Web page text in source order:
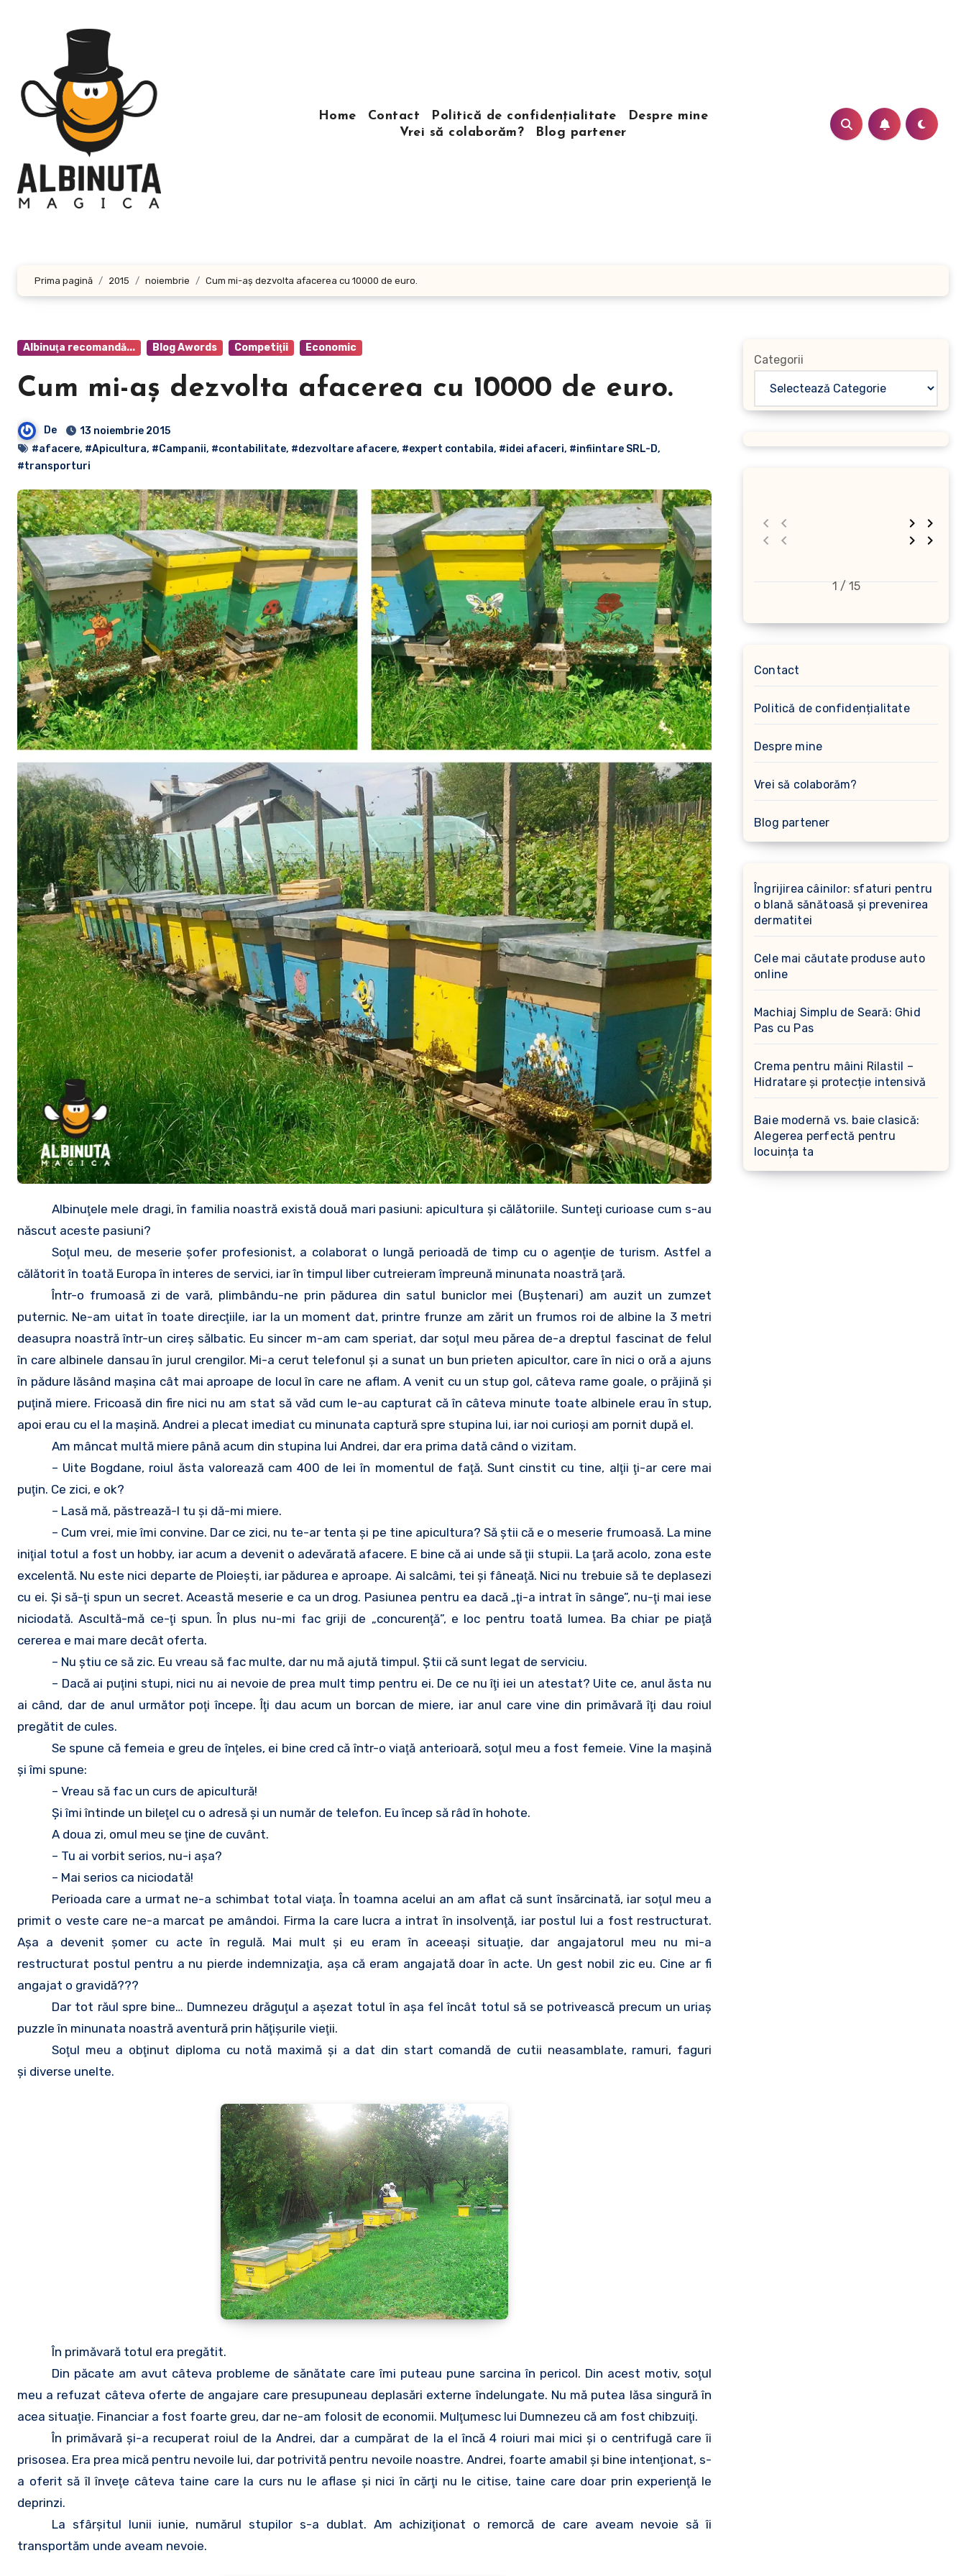
Home Contact Politică de confidențialitate
Despre mine
Vrei să colaborăm?
Blog partener
Prima pagină 2015 noiembrie Cum mi-aş dezvolta afacerea cu 10000 de euro.
Albinuţa recomandă... Blog Awords Competiţii Economic
Cum mi-aş dezvolta afacerea cu 10000 de euro.
De
13 noiembrie 2015
#afacere, #Apicultura, #Campanii, #contabilitate, #dezvoltare afacere, #expert contabila, #idei afaceri, #infiintare SRL-D,
#transporturi
Albinuţele mele dragi, în familia noastră există două mari pasiuni: apicultura şi călătoriile. Sunteţi curioase cum s-au
născut aceste pasiuni?
Soţul meu, de meserie şofer profesionist, a colaborat o lungă perioadă de timp cu o agenţie de turism. Astfel a
călătorit în toată Europa în interes de servici, iar în timpul liber cutreieram împreună minunata noastră ţară.
Într-o frumoasă zi de vară, plimbându-ne prin pădurea din satul buniclor mei (Buştenari) am auzit un zumzet
puternic. Ne-am uitat în toate direcţiile, iar la un moment dat, printre frunze am zărit un frumos roi de albine la 3 metri
deasupra noastră într-un cireş sălbatic. Eu sincer m-am cam speriat, dar soţul meu părea de-a dreptul fascinat de felul
în care albinele dansau în jurul crengilor. Mi-a cerut telefonul şi a sunat un bun prieten apicultor, care în nici o oră a ajuns
în pădure lăsând maşina cât mai aproape de locul în care ne aflam. A venit cu un stup gol, câteva rame goale, o prăjină şi
puţină miere. Fricoasă din fire nici nu am stat să văd cum le-au capturat că în câteva minute toate albinele erau în stup,
apoi erau cu el la maşină. Andrei a plecat imediat cu minunata captură spre stupina lui, iar noi curioşi am pornit după el.
Am mâncat multă miere până acum din stupina lui Andrei, dar era prima dată când o vizitam.
– Uite Bogdane, roiul ăsta valorează cam 400 de lei în momentul de faţă. Sunt cinstit cu tine, alţii ţi-ar cere mai
puţin. Ce zici, e ok?
– Lasă mă, păstrează-l tu şi dă-mi miere.
– Cum vrei, mie îmi convine. Dar ce zici, nu te-ar tenta şi pe tine apicultura? Să ştii că e o meserie frumoasă. La mine
iniţial totul a fost un hobby, iar acum a devenit o adevărată afacere. E bine că ai unde să ţii stupii. La ţară acolo, zona este
excelentă. Nu este nici departe de Ploieşti, iar pădurea e aproape. Ai salcâmi, tei şi fâneaţă. Nici nu trebuie să te deplasezi
cu ei. Şi să-ţi spun un secret. Această meserie e ca un drog. Pasiunea pentru ea dacă „ţi-a intrat în sânge”, nu-ţi mai iese
niciodată. Ascultă-mă ce-ţi spun. În plus nu-mi fac griji de „concurenţă”, e loc pentru toată lumea. Ba chiar pe piaţă
cererea e mai mare decât oferta.
– Nu ştiu ce să zic. Eu vreau să fac multe, dar nu mă ajută timpul. Ştii că sunt legat de serviciu.
– Dacă ai puţini stupi, nici nu ai nevoie de prea mult timp pentru ei. De ce nu îţi iei un atestat? Uite ce, anul ăsta nu
ai când, dar de anul următor poţi începe. Îţi dau acum un borcan de miere, iar anul care vine din primăvară îţi dau roiul
pregătit de cules.
Se spune că femeia e greu de înţeles, ei bine cred că într-o viaţă anterioară, soţul meu a fost femeie. Vine la maşină
şi îmi spune:
– Vreau să fac un curs de apicultură!
Şi îmi întinde un bileţel cu o adresă şi un număr de telefon. Eu încep să râd în hohote.
A doua zi, omul meu se ţine de cuvânt.
– Tu ai vorbit serios, nu-i aşa?
– Mai serios ca niciodată!
Perioada care a urmat ne-a schimbat total viaţa. În toamna acelui an am aflat că sunt însărcinată, iar soţul meu a
primit o veste care ne-a marcat pe amândoi. Firma la care lucra a intrat în insolvenţă, iar postul lui a fost restructurat.
Aşa a devenit şomer cu acte în regulă. Mai mult şi eu eram în aceeaşi situaţie, dar angajatorul meu nu mi-a
restructurat postul pentru a nu pierde indemnizaţia, aşa că eram angajată doar în acte. Un gest nobil zic eu. Cine ar fi
angajat o gravidă???
Dar tot răul spre bine… Dumnezeu drăguţul a aşezat totul în aşa fel încât totul să se potrivească precum un uriaş
puzzle în minunata noastră aventură prin hăţişurile vieţii.
Soţul meu a obţinut diploma cu notă maximă şi a dat din start comandă de cutii neasamblate, ramuri, faguri
şi diverse unelte.
În primăvară totul era pregătit.
Din păcate am avut câteva probleme de sănătate care îmi puteau pune sarcina în pericol. Din acest motiv, soţul
meu a refuzat câteva oferte de angajare care presupuneau deplasări externe îndelungate. Nu mă putea lăsa singură în
acea situaţie. Financiar a fost foarte greu, dar ne-am folosit de economii. Mulţumesc lui Dumnezeu că am fost chibzuiţi.
În primăvară şi-a recuperat roiul de la Andrei, dar a cumpărat de la el încă 4 roiuri mai mici şi o centrifugă care îi
prisosea. Era prea mică pentru nevoile lui, dar potrivită pentru nevoile noastre. Andrei, foarte amabil şi bine intenţionat, s-
a oferit să îl înveţe câteva taine care la curs nu le aflase şi nici în cărţi nu le citise, taine care doar prin experienţă le
deprinzi.
La sfârşitul lunii iunie, numărul stupilor s-a dublat. Am achiziţionat o remorcă de care aveam nevoie să îi
transportăm unde aveam nevoie.
Categorii
1 / 15
Contact
Politică de confidențialitate
Despre mine
Vrei să colaborăm?
Blog partener
Îngrijirea câinilor: sfaturi pentru
o blană sănătoasă și prevenirea
dermatitei
Cele mai căutate produse auto
online
Machiaj Simplu de Seară: Ghid
Pas cu Pas
Crema pentru mâini Rilastil –
Hidratare și protecție intensivă
Baie modernă vs. baie clasică:
Alegerea perfectă pentru
locuința ta